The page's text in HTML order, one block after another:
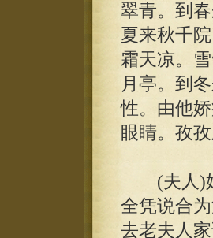
翠青。到
夏来秋千
霜天凉。
月亭。到
性。由他
眼睛。孜
(夫人)姪
全凭说合
去老夫人